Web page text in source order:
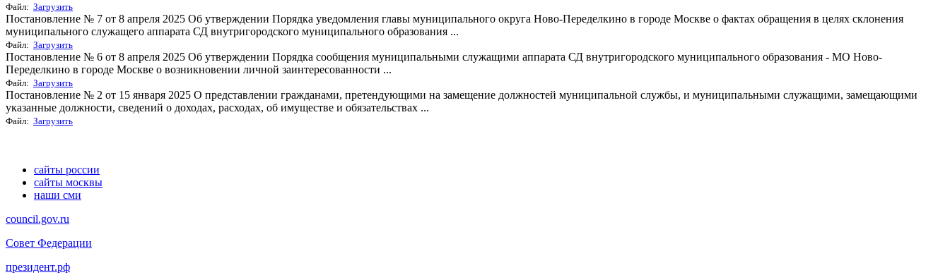
Файл: Загрузить
Постановление № 7 от 8 апреля 2025 Об утверждении Порядка уведомления главы муниципального округа Ново-Переделкино в городе Москве о фактах обращения в целях склонения
муниципального служащего аппарата СД внутригородского муниципального образования ...
Файл: Загрузить
Постановление № 6 от 8 апреля 2025 Об утверждении Порядка сообщения муниципальными служащими аппарата СД внутригородского муниципального образования - МО Ново-
Переделкино в городе Москве о возникновении личной заинтересованности ...
Файл: Загрузить
Постановление № 2 от 15 января 2025 О представлении гражданами, претендующими на замещение должностей муниципальной службы, и муниципальными служащими, замещающими
указанные должности, сведений o доходах, расходах, об имуществе и обязательствах ...
Файл: Загрузить
сайты россии
сайты москвы
наши сми
council.gov.ru
Совет Федерации
президент.рф